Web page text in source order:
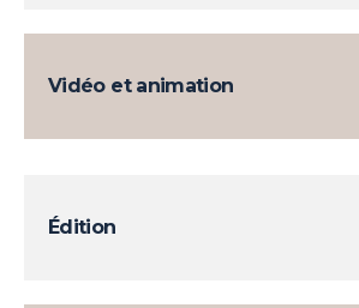
Vidéo et animation
Édition